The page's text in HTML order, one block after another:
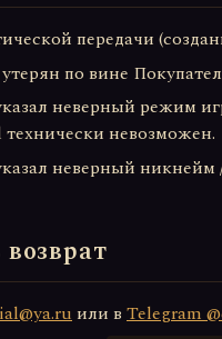
передачи
по вине
неверный режим
невозможен.
неверный
или в Telegram